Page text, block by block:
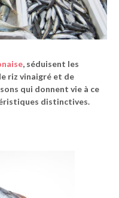
, séduisent les
riz vinaigré et de
qui donnent vie à ce
distinctives.